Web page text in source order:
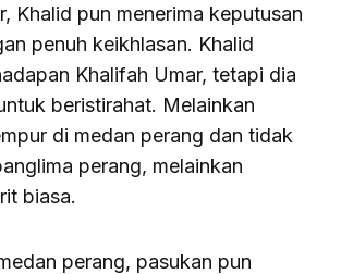
Khalid pun menerima keputusan
penuh keikhlasan. Khalid
Khalifah Umar, tetapi dia
beristirahat. Melainkan
di medan perang dan tidak
perang, melainkan
biasa.
perang, pasukan pun